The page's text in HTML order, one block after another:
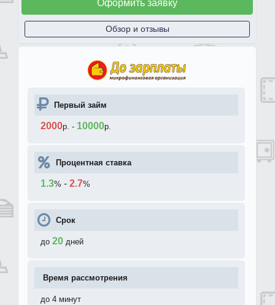
Оформить заявку
Обзор и отзывы
Первый займ
2000р. - 10000р.
Процентная ставка
1.3% - 2.7%
Срок
до 20 дней
Время рассмотрения
до 4 минут